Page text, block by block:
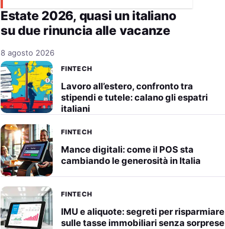
Estate 2026, quasi un italiano
su due rinuncia alle vacanze
8 agosto 2026
FINTECH
Lavoro all’estero, confronto tra
stipendi e tutele: calano gli espatri
italiani
FINTECH
Mance digitali: come il POS sta
cambiando le generosità in Italia
FINTECH
IMU e aliquote: segreti per risparmiare
sulle tasse immobiliari senza sorprese